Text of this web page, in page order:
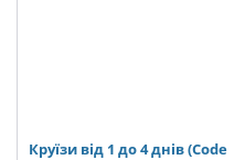
Круїзи від 1 до 4 днів (Сode